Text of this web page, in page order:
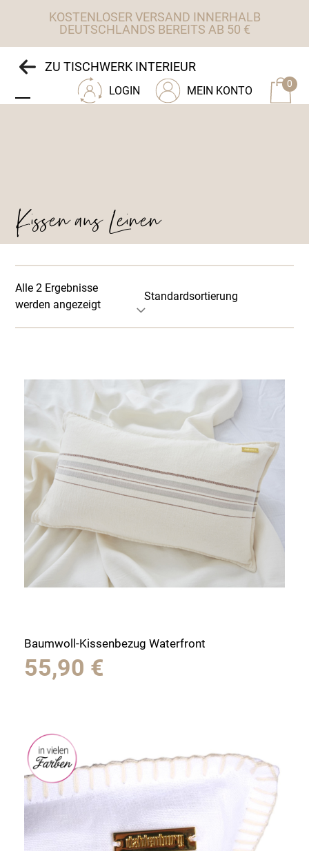
KOSTENLOSER VERSAND INNERHALB
DEUTSCHLANDS BEREITS AB 50 €
ZU TISCHWERK INTERIEUR
0
MEIN KONTO
LOGIN
Kissen aus Leinen
Alle 2 Ergebnisse
werden angezeigt
Baumwoll-Kissenbezug Waterfront
55,90 €